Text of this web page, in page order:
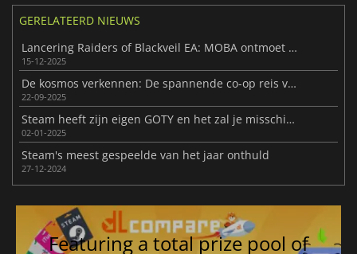
GERELATEERD NIEUWS
Lancering Raiders of Blackveil EA: MOBA ontmoet Roguelite
15-12-2025
De kosmos verkennen: De spannende co-op reis van Jump Space
22-09-2025
Steam heeft zijn eigen GOTY en het zal je misschien verrassen
02-01-2025
Steam's meest gespeelde van het jaar onthuld
27-12-2024
Featuring a total prize pool of